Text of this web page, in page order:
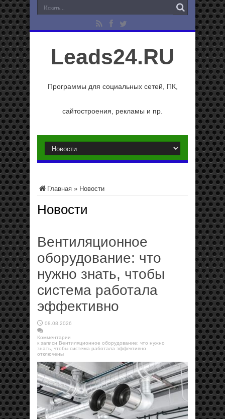
Leads24.RU
Программы для социальных сетей, ПК,
сайтостроения, рекламы и пр.
Главная » Новости
Новости
Вентиляционное
оборудование: что
нужно знать, чтобы
система работала
эффективно
08.08.2026
Комментарии
к записи Вентиляционное оборудование: что нужно
знать, чтобы система работала эффективно
отключены